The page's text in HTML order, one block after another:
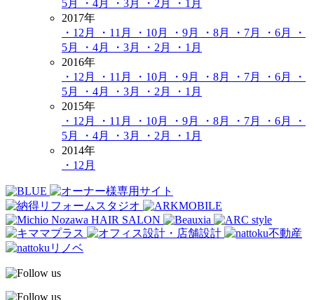
5月
・4月 ・3月 ・2月
・1月
2017年
・12月
・11月 ・10月 ・9月 ・8月 ・7月 ・6月
・
5月
・4月 ・3月 ・2月
・1月
2016年
・12月
・11月 ・10月 ・9月 ・8月 ・7月 ・6月
・
5月
・4月 ・3月 ・2月
・1月
2015年
・12月
・11月 ・10月 ・9月 ・8月 ・7月 ・6月
・
5月
・4月 ・3月 ・2月
・1月
2014年
・12月